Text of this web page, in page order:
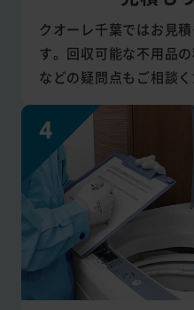
クオーレ千葉ではお見
す。回収可能な不用品
などの疑問点もご相談く